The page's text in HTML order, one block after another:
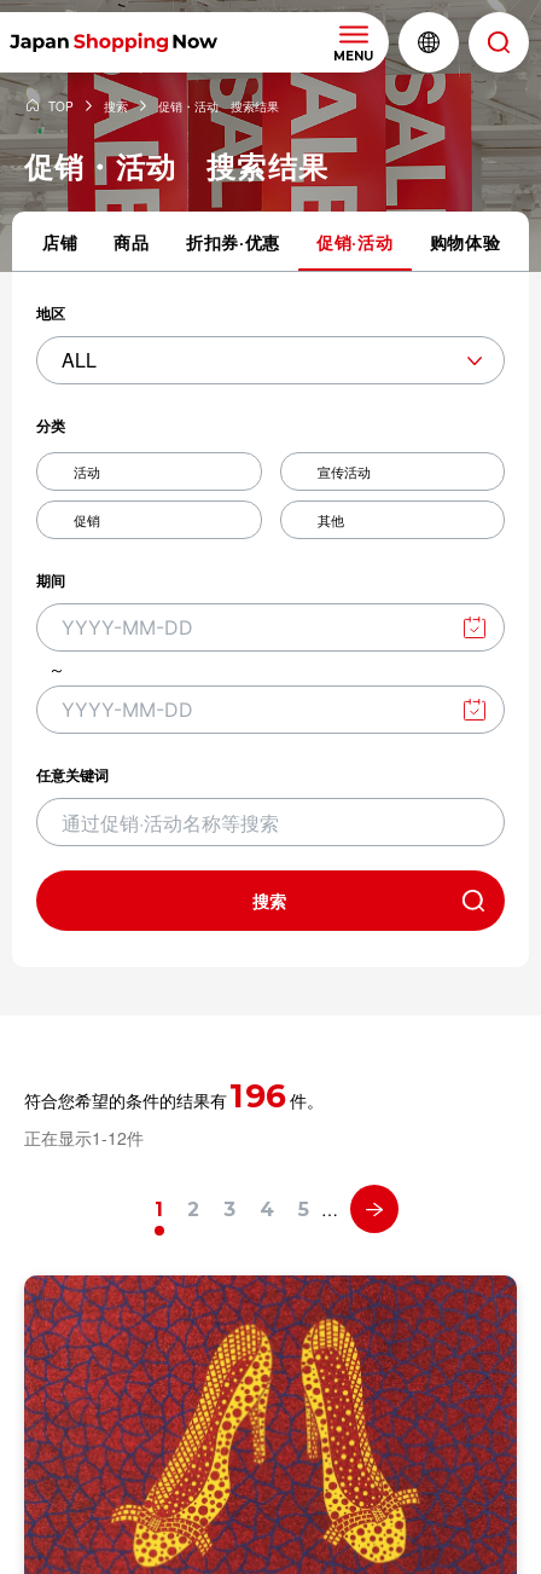
MENU
TOP 搜索 促销・活动 搜索结果
促销・活动 搜索结果
店铺 商品 折扣券·优惠 促销·活动 购物体验
地区
分类
活动 宣传活动
促销 其他
期间
C
h
o
o
t
e
～
C
h
o
e
d
任意关键词
搜索
符合您希望的条件的结果有196件。
正在显示1-12件
1 2 3 4 5 …